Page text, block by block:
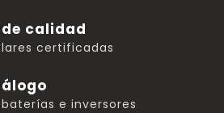
calidad
certificadas
e inversores